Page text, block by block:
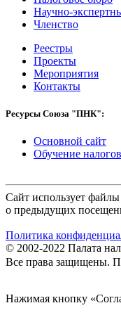
Научно-
Членство
Реестры
Проекты
Мероприятия
Контакты
Ресурсы Союза "ПНК":
Основной сайт
Обучение
Сайт использует
о предыдущих
Политика
© 2002-2022 Палата
Все права защищены.
Нажимая кнопку